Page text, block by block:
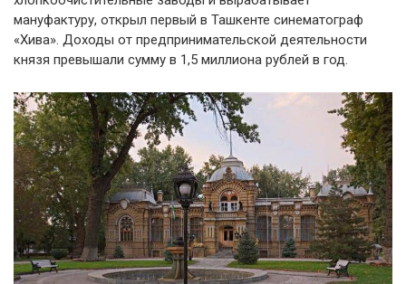
мануфактуру, открыл первый в Ташкенте синематограф
«Хива». Доходы от предпринимательской деятельности
князя превышали сумму в 1,5 миллиона рублей в год.